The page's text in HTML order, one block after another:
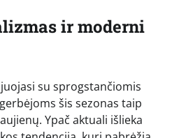
ir moderni
su sprogstančiomis
šis sezonas taip
Ypač aktuali išlieka